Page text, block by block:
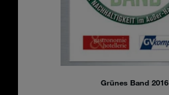
Grünes Band 2016